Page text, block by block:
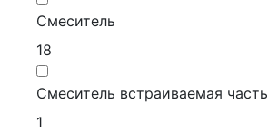
Смеситель
18
Смеситель встраиваемая часть
1